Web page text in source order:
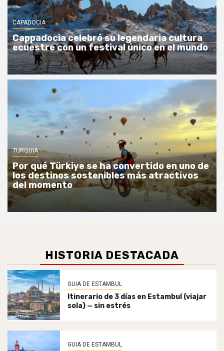
CAPADOCIA
Cappadocia celebró su legendaria cultura
ecuestre con un festival único en el mundo
TURQUIA
Por qué Türkiye se ha convertido en uno de
los destinos sostenibles más atractivos
del momento
HISTORIA DESTACADA
GUIA DE ESTAMBUL
Itinerario de 3 días en Estambul (viajar
sola) — sin estrés
GUIA DE ESTAMBUL